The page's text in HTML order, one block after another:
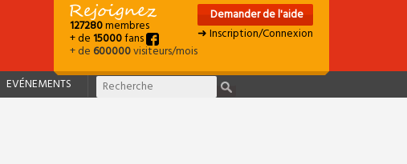
127280membres
+ de15000fans
+ de600000visiteurs/mois
Demander de l'aide
➜ Inscription/Connexion
EVÉNEMENTS